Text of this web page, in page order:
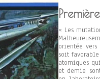
« Les
orientée
soit
atomiques
et demie